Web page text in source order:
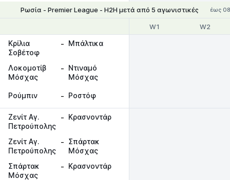
Ρωσία - Premier League - Η2Η μετά από 5 αγωνιστικές έως
W1 W2
Κρίλια
Σοβέτοφ
- Μπάλτικα
Λοκομοτίβ
Μόσχας
- Ντιναμό
Μόσχας
Ρούμπιν - Ροστόφ
Ζενίτ Αγ.
Πετρούπολης
- Κρασνοντάρ
Ζενίτ Αγ.
Πετρούπολης
- Σπάρτακ
Μόσχας
Σπάρτακ
Μόσχας
- Κρασνοντάρ